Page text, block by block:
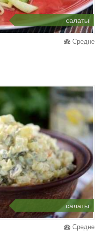
салаты
Средне
салаты
Средне